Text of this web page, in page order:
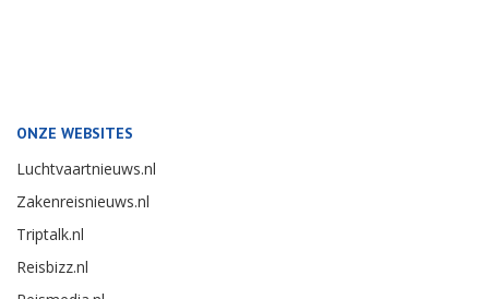
ONZE WEBSITES
Luchtvaartnieuws.nl
Zakenreisnieuws.nl
Triptalk.nl
Reisbizz.nl